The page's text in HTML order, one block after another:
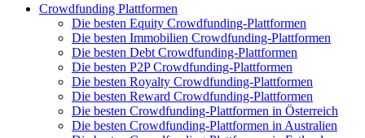
Crowdfunding Plattformen
Die besten Equity Crowdfunding-Plattformen
Die besten Immobilien Crowdfunding-Plattformen
Die besten Debt Crowdfunding-Plattformen
Die besten P2P Crowdfunding-Plattformen
Die besten Royalty Crowdfunding-Plattformen
Die besten Reward Crowdfunding-Plattformen
Die besten Crowdfunding-Plattformen in Österreich
Die besten Crowdfunding-Plattformen in Australien